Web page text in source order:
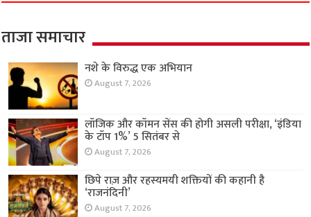
ताजा समाचार
नशे के विरुद्ध एक अभियान
August 7, 2026
लॉजिक और कॉमन सेंस की होगी असली परीक्षा, ‘इंडिया
के टॉप 1%’ 5 सितंबर से
August 7, 2026
छिपे राज़ और रहस्यमयी शक्तियों की कहानी है
‘राजनंदिनी’
August 7, 2026